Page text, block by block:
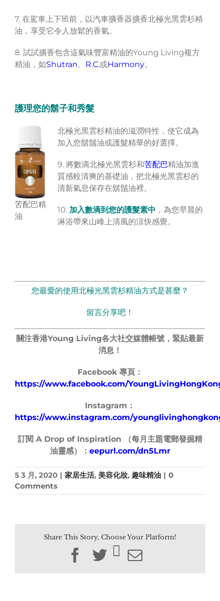
7. 在駕車上下班前，以汽車擴香器擴香北極光黑雲杉精
油，享受它令人放鬆的香氣。
8. 試試擴香包含這氣味豐富精油的Young Living複方
精油，如Shutran、 R.C.或Harmony。
護理您的鬍子和秀髮
苦配巴精
油
北極光黑雲杉精油的滋潤特性，使它成為
加入您鬍鬚油或護髮精華的好選擇。
9. 將數滴北極光黑雲杉和苦配巴精油加進
質感較清爽的基礎油，把北極光黑雲杉的
清新氣息保存在鬍鬚油裡。
10. 加入數滴到您的護髮素中 ，為您早晨的
淋浴帶來山峰上清風的涼快感覺。
您最愛的使用北極光黑雲杉精油方式是甚麼？
留言分享吧！
關注香港Young Living各大社交媒體帳號，緊貼最新
消息！
Facebook 專頁：
https://www.facebook.com/
Instagram：
https://www.instagram.com/
訂閱 A Drop of Inspiration （每月主題電郵發掘精
油靈感）： eepurl.com/dn5Lmr
5 3 月, 2020 | 家居生活, 美容化妝, 趣味精油 | 0
Comments
Share This Story, Choose Your Platform!
Facebook
TwitterEmail